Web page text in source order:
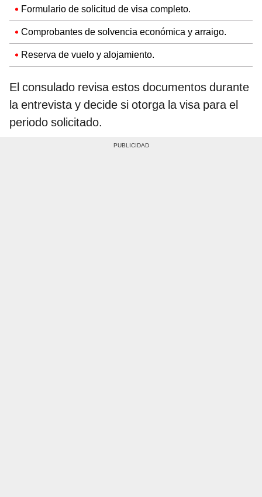
Formulario de solicitud de visa completo.
Comprobantes de solvencia económica y arraigo.
Reserva de vuelo y alojamiento.
El consulado revisa estos documentos durante
la entrevista y decide si otorga la visa para el
periodo solicitado.